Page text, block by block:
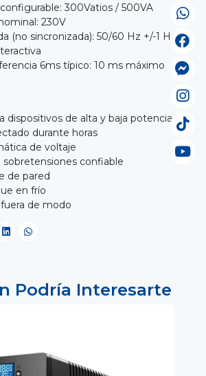
300Vatios / 500VA
230V
(no sincronizada): 50/60 Hz +/-1 Hz
6ms típico: 10 ms máximo
dispositivos de alta y baja potencia
durante horas
de voltaje
confiable
de pared
en frío
de modo
Podría Interesarte